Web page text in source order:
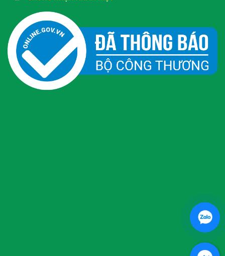
Nên mua máy lọc nước kangaroo hay karofi tốt
MÁY LỌC NƯỚC KAROFI...
Máy lọc nước karofi là một thương hiệu máy lọc
nước chất lượng tốt...
Sử dụng máy lọc nước nóng lạnh có tốn điện